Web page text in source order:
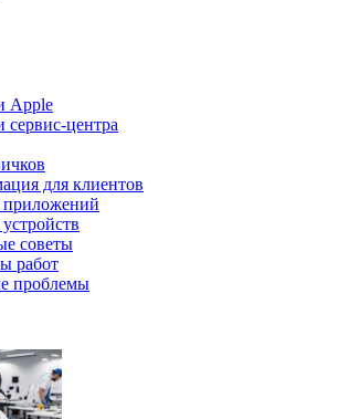
Apple
сервис-центра
для клиентов
советы
работ
проблемы